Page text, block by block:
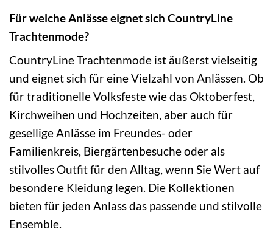
Für welche Anlässe eignet sich CountryLine
Trachtenmode?
CountryLine Trachtenmode ist äußerst vielseitig
und eignet sich für eine Vielzahl von Anlässen. Ob
für traditionelle Volksfeste wie das Oktoberfest,
Kirchweihen und Hochzeiten, aber auch für
gesellige Anlässe im Freundes- oder
Familienkreis, Biergärtenbesuche oder als
stilvolles Outfit für den Alltag, wenn Sie Wert auf
besondere Kleidung legen. Die Kollektionen
bieten für jeden Anlass das passende und stilvolle
Ensemble.